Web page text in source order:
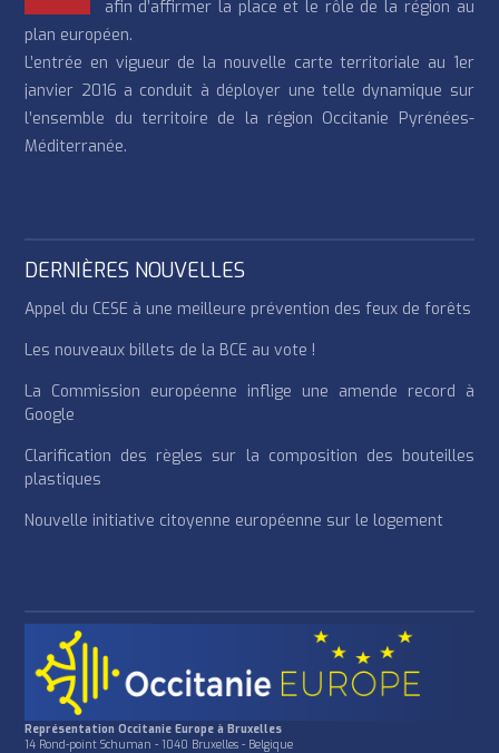
afin d’affirmer la place et le rôle de la région au
plan européen.
L’entrée en vigueur de la nouvelle carte territoriale au 1er
janvier 2016 a conduit à déployer une telle dynamique sur
l’ensemble du territoire de la région Occitanie Pyrénées-
Méditerranée.
DERNIÈRES NOUVELLES
Appel du CESE à une meilleure prévention des feux de forêts
Les nouveaux billets de la BCE au vote !
La Commission européenne inflige une amende record à
Google
Clarification des règles sur la composition des bouteilles
plastiques
Nouvelle initiative citoyenne européenne sur le logement
Représentation Occitanie Europe à Bruxelles
14 Rond-point Schuman - 1040 Bruxelles - Belgique